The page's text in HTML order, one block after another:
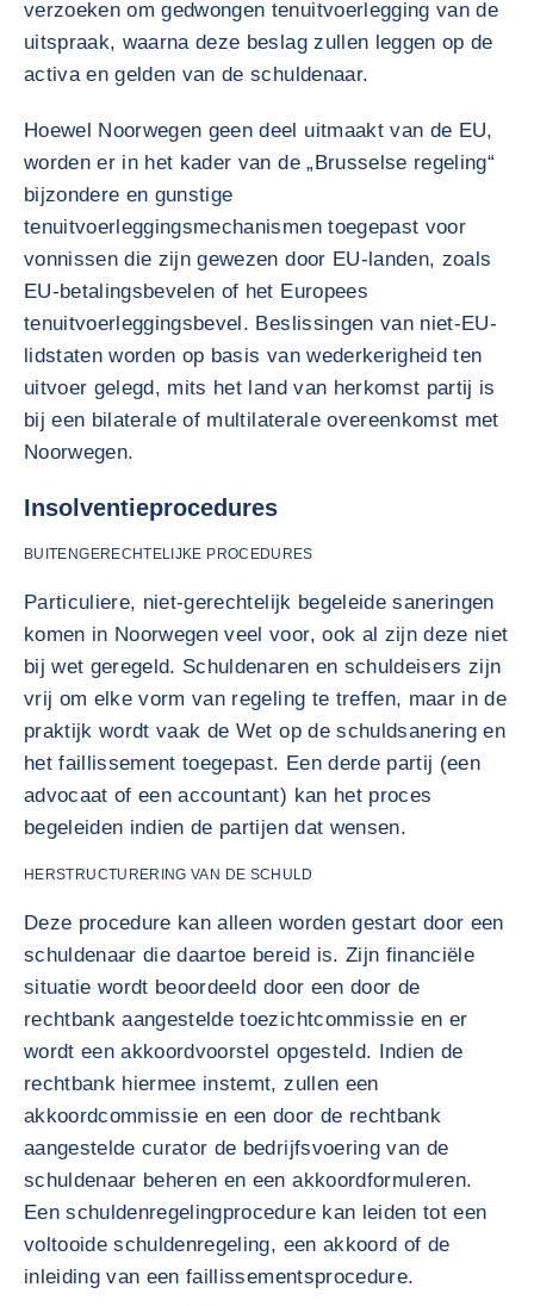
verzoeken om gedwongen tenuitvoerlegging van de
uitspraak, waarna deze beslag zullen leggen op de
activa en gelden van de schuldenaar.
Hoewel Noorwegen geen deel uitmaakt van de EU,
worden er in het kader van de „Brusselse regeling“
bijzondere en gunstige
tenuitvoerleggingsmechanismen toegepast voor
vonnissen die zijn gewezen door EU-landen, zoals
EU-betalingsbevelen of het Europees
tenuitvoerleggingsbevel. Beslissingen van niet-EU-
lidstaten worden op basis van wederkerigheid ten
uitvoer gelegd, mits het land van herkomst partij is
bij een bilaterale of multilaterale overeenkomst met
Noorwegen.
Insolventieprocedures
BUITENGERECHTELIJKE PROCEDURES
Particuliere, niet-gerechtelijk begeleide saneringen
komen in Noorwegen veel voor, ook al zijn deze niet
bij wet geregeld. Schuldenaren en schuldeisers zijn
vrij om elke vorm van regeling te treffen, maar in de
praktijk wordt vaak de Wet op de schuldsanering en
het faillissement toegepast. Een derde partij (een
advocaat of een accountant) kan het proces
begeleiden indien de partijen dat wensen.
HERSTRUCTURERING VAN DE SCHULD
Deze procedure kan alleen worden gestart door een
schuldenaar die daartoe bereid is. Zijn financiële
situatie wordt beoordeeld door een door de
rechtbank aangestelde toezichtcommissie en er
wordt een akkoordvoorstel opgesteld. Indien de
rechtbank hiermee instemt, zullen een
akkoordcommissie en een door de rechtbank
aangestelde curator de bedrijfsvoering van de
schuldenaar beheren en een akkoordformuleren.
Een schuldenregelingprocedure kan leiden tot een
voltooide schuldenregeling, een akkoord of de
inleiding van een faillissementsprocedure.